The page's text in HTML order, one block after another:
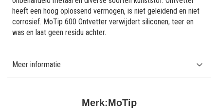
Merk:MoTip
heeft een hoog oplossend vermogen, is niet geleidend en niet
corrosief. MoTip 600 Ontvetter verwijdert siliconen, teer en
was en laat geen residu achter.
Meer informatie